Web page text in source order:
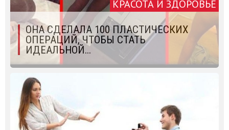
КРАСОТА И ЗДОРОВЬЕ
ОНА СДЕЛАЛА 100 ПЛАСТИЧЕСКИХ
ОПЕРАЦИЙ, ЧТОБЫ СТАТЬ
ИДЕАЛЬНОЙ...